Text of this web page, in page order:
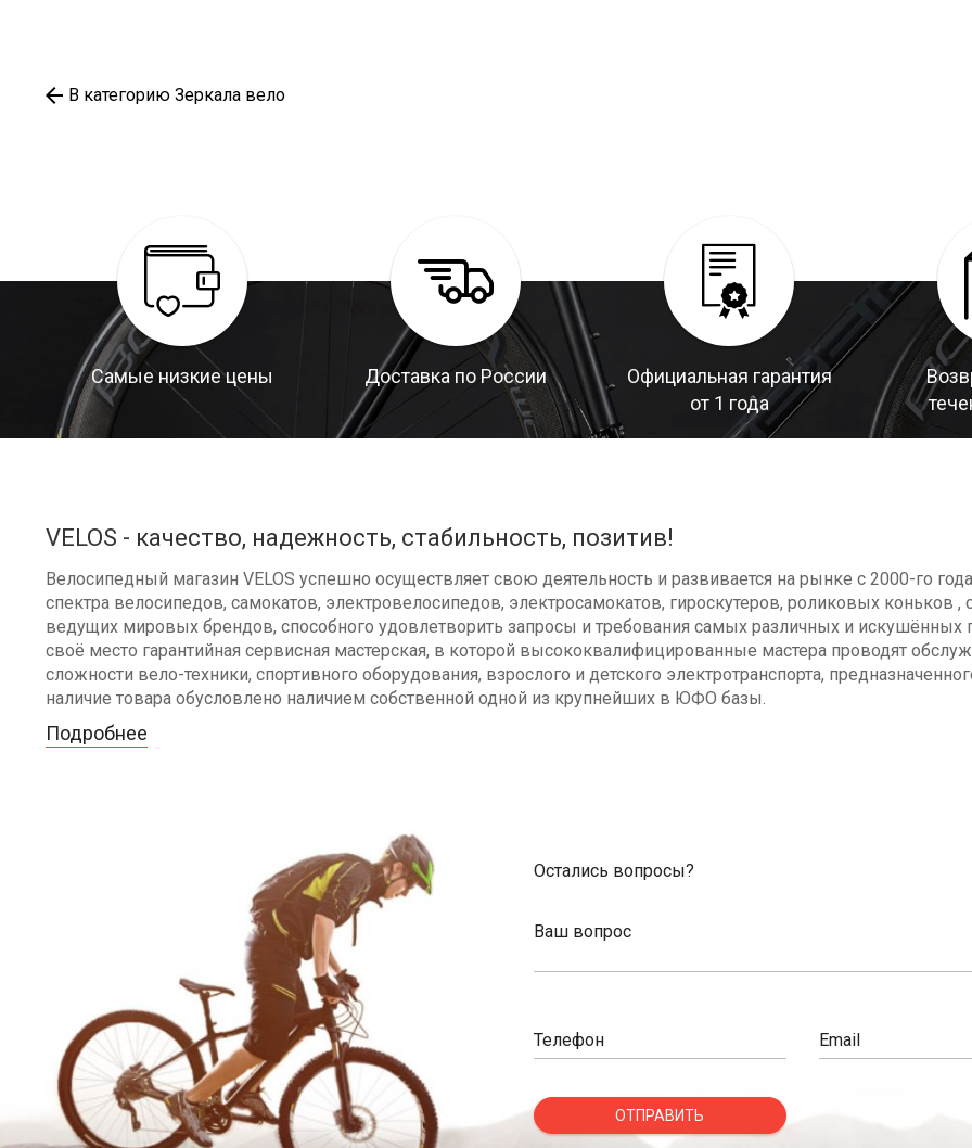
В категорию Зеркала вело
Самые низкие цены Доставка по России
Официальная гарантия
от 1 года
VELOS - качество, надежность, стабильность, позитив!
Велосипедный магазин VELOS успешно осуществляет свою деятельность и развивается на рынке с 2000-го
спектра велосипедов, самокатов, электровелосипедов, электросамокатов, гироскутеров, роликовых коньков ,
ведущих мировых брендов, способного удовлетворить запросы и требования самых различных и искушённых
своё место гарантийная сервисная мастерская, в которой высококвалифицированные мастера проводят
сложности вело-техники, спортивного оборудования, взрослого и детского электротранспорта,
наличие товара обусловлено наличием собственной одной из крупнейших в ЮФО базы.
Подробнее
Остались вопросы?
Ваш вопрос
Телефон Email
ОТПРАВИТЬ